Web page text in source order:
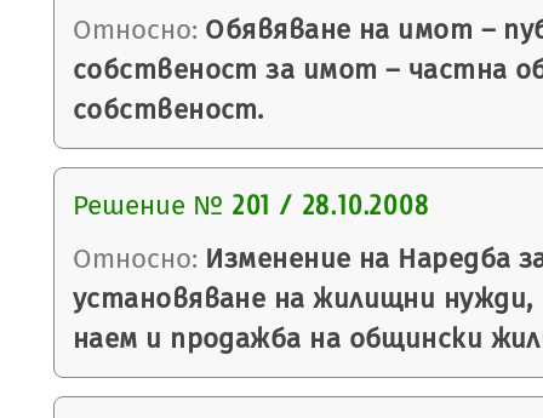
Относно: Обявяване на имот –
собственост за имот – частна
собственост.
Решение № 201 / 28.10.2008
Относно: Изменение на Наредба
установяване на жилищни нужди,
наем и продажба на общински